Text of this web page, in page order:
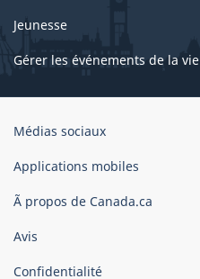
Jeunesse
Gérer les événements de la vie
Organisation
gouvernement
Canada
Médias sociaux
Applications mobiles
Ã propos de Canada.ca
Avis
Confidentialité